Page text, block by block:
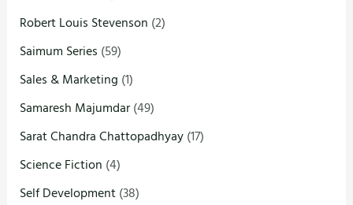
Robert Louis Stevenson (2)
Saimum Series (59)
Sales & Marketing (1)
Samaresh Majumdar(49)
Sarat Chandra Chattopadhyay(17)
Science Fiction (4)
Self Development(38)